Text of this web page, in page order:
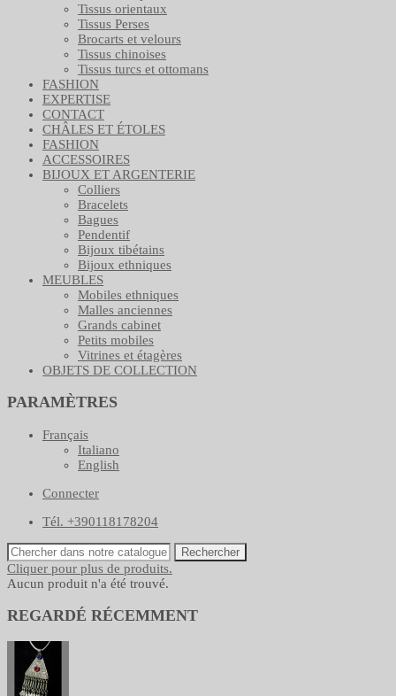
Tissus orientaux
Tissus Perses
Brocarts et velours
Tissus chinoises
Tissus turcs et ottomans
FASHION
EXPERTISE
CONTACT
CHÂLES ET ÉTOLES
FASHION
ACCESSOIRES
BIJOUX ET ARGENTERIE
Colliers
Bracelets
Bagues
Pendentif
Bijoux tibétains
Bijoux ethniques
MEUBLES
Mobiles ethniques
Malles anciennes
Grands cabinet
Petits mobiles
Vitrines et étagères
OBJETS DE COLLECTION
PARAMÈTRES
Français
Italiano
English
Connecter
Tél. +390118178204
Rechercher
Cliquer pour plus de produits.
Aucun produit n'a été trouvé.
REGARDÉ RÉCEMMENT